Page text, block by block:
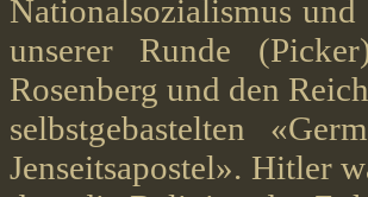
Nationalsozialismus
unserer Runde
Rosenberg und den
selbstgebastelten
Jenseitsapostel». Hitler